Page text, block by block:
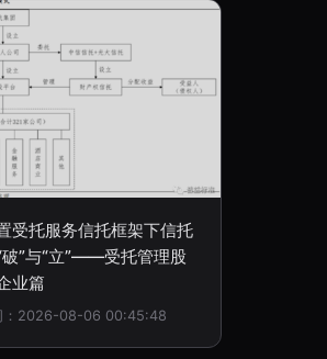
受托服务信托框架下信托
破”与“立”——受托管理股
业篇
：2026-08-06 00:45:48